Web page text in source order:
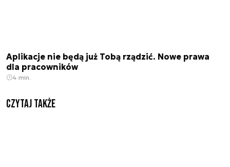
Aplikacje nie będą już Tobą rządzić. Nowe prawa
dla pracowników
4 min.
Czytaj także